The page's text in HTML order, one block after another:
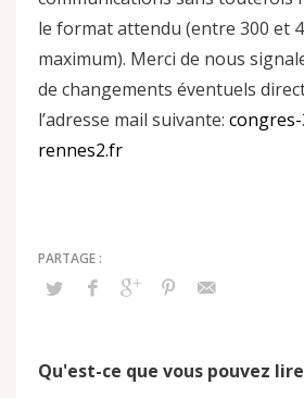
le format attendu (entre 300 et
maximum). Merci de nous
de changements éventuels
l’adresse mail suivante:
rennes2.fr
Qu'est-ce que vous pouvez